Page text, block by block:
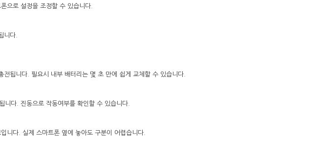
으로 설정을 조정할 수 있습니다.
니다.
됩니다. 필요시 내부 배터리는 몇 초 만에 쉽게 교체할 수 있습니다.
다. 진동으로 작동여부를 확인할 수 있습니다.
니다. 실제 스마트폰 옆에 놓아도 구분이 어렵습니다.